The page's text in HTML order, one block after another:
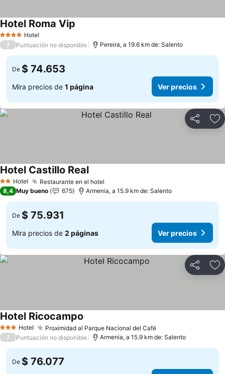
4 EstrellasHotel
Hotel Roma Vip
/ Puntuación no disponible Pereira, a 19.6 km de: Salento
De $ 74.653
Mira precios de 1 página Ver precios
Compartir
2 Estrellas
Hotel Restaurante en el hotel
Hotel Castillo Real
8,4 Muy bueno 675 Armenia, a 15.9 km de: Salento
De $ 75.931
Mira precios de 2 páginas Ver precios
Compartir
3 Estrellas
Hotel Proximidad al Parque Nacional del Café
Hotel Ricocampo
/ Puntuación no disponible Armenia, a 15.9 km de: Salento
De $ 76.077